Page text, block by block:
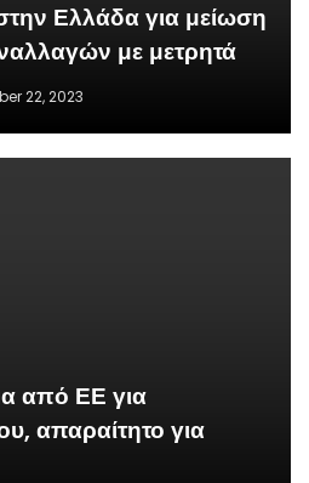
Ελλάδα για μείωση
με μετρητά
22, 2023
από ΕΕ για
απαραίτητο για